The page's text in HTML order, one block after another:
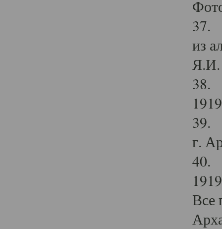
37.
из
Я.И.
38.
39.
г.
40.
Все